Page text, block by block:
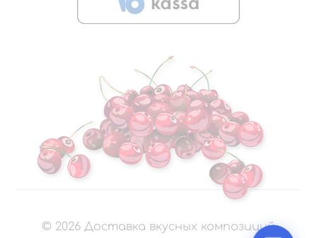
© 2026 Доставка вкусных композиций